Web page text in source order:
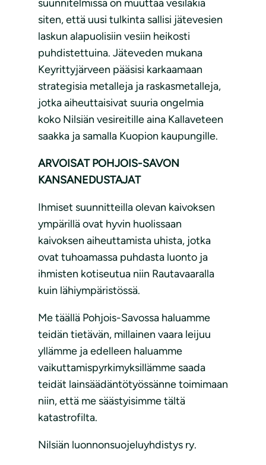
suunnitelmissa on muuttaa vesilakia
siten, että uusi tulkinta sallisi jätevesien
laskun alapuolisiin vesiin heikosti
puhdistettuina. Jäteveden mukana
Keyrittyjärveen pääsisi karkaamaan
strategisia metalleja ja raskasmetalleja,
jotka aiheuttaisivat suuria ongelmia
koko Nilsiän vesireitille aina Kallaveteen
saakka ja samalla Kuopion kaupungille.
ARVOISAT POHJOIS-SAVON
KANSANEDUSTAJAT
Ihmiset suunnitteilla olevan kaivoksen
ympärillä ovat hyvin huolissaan
kaivoksen aiheuttamista uhista, jotka
ovat tuhoamassa puhdasta luonto ja
ihmisten kotiseutua niin Rautavaaralla
kuin lähiympäristössä.
Me täällä Pohjois-Savossa haluamme
teidän tietävän, millainen vaara leijuu
yllämme ja edelleen haluamme
vaikuttamispyrkimyksillämme saada
teidät lainsäädäntötyössänne toimimaan
niin, että me säästyisimme tältä
katastrofilta.
Nilsiän luonnonsuojeluyhdistys ry.